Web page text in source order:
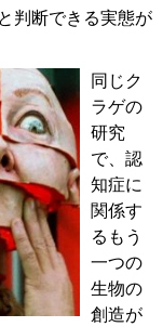
判断できる実態が
同じク
ラゲの
研究
で、認
知症に
関係す
るもう
一つの
生物の
創造が